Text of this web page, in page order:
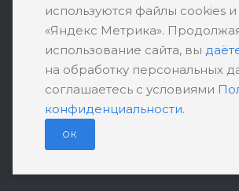
support@ratingbankrotstva.ru
111398, Москва, ул. Плеханова, д.
абонентский ящик №5
ПОЛИТИКА КОНФИДЕНЦИАЛЬНОСТИ
ПОЛЬЗОВАТЕЛЬСКОЕ СОГЛАШЕНИЕ
используются файлы cookies
«Яндекс Метрика».
использование сайта, вы
на обработку персональных
соглашаетесь с условиями
конфиденциальности.
ОК